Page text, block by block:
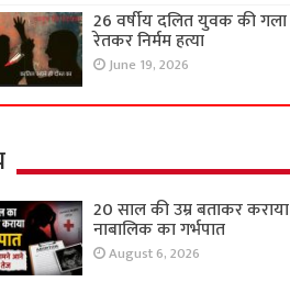
26 वर्षीय दलित युवक की गला
रेतकर निर्मम हत्या
June 19, 2026
20 साल की उम्र बताकर कराया
नाबालिक का गर्भपात
August 6, 2026